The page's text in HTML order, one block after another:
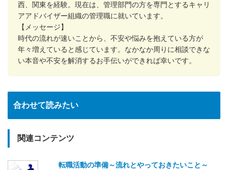
西、関東を経験。現在は、管理部門の方を専門とするキャリ
アアドバイザー組織の管理職に就いています。
【メッセージ】
時代の流れが速いことから、不安や悩みを抱えている方が
年々増えていると感じています。なかなか周りに相談できな
い本音や不安を解消するお手伝いができれば幸いです。
合わせて読みたい
関連コンテンツ
転職活動の準備～流れとやっておきたいこと～